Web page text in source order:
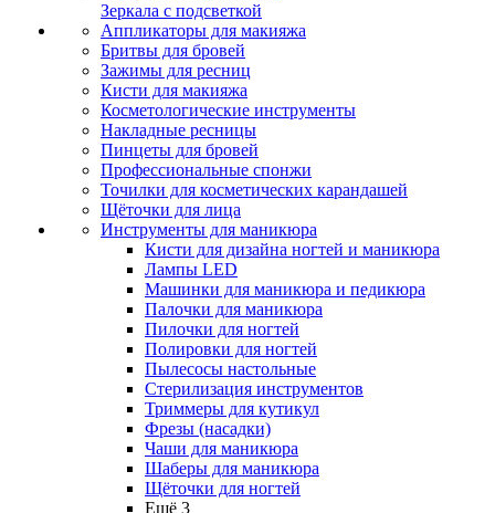
Зеркала с подсветкой
Аппликаторы для макияжа
Бритвы для бровей
Зажимы для ресниц
Кисти для макияжа
Косметологические инструменты
Накладные ресницы
Пинцеты для бровей
Профессиональные спонжи
Точилки для косметических карандашей
Щёточки для лица
Инструменты для маникюра
Кисти для дизайна ногтей и маникюра
Лампы LED
Машинки для маникюра и педикюра
Палочки для маникюра
Пилочки для ногтей
Полировки для ногтей
Пылесосы настольные
Стерилизация инструментов
Триммеры для кутикул
Фрезы (насадки)
Чаши для маникюра
Шаберы для маникюра
Щёточки для ногтей
Ещё 3